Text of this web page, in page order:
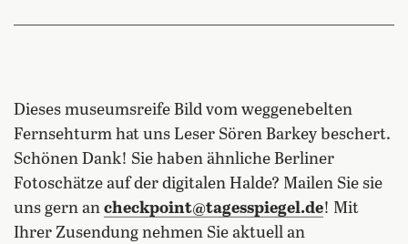
Dieses museumsreife Bild vom weggenebelten
Fernsehturm hat uns Leser Sören Barkey beschert.
Schönen Dank! Sie haben ähnliche Berliner
Fotoschätze auf der digitalen Halde? Mailen Sie sie
uns gern an checkpoint@tagesspiegel.de! Mit
Ihrer Zusendung nehmen Sie aktuell an